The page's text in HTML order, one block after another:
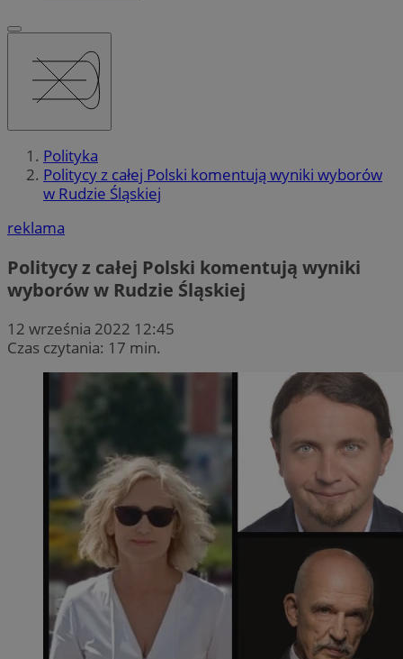
Polityka
Politycy z całej Polski komentują wyniki wyborów
w Rudzie Śląskiej
reklama
Politycy z całej Polski komentują wyniki
wyborów w Rudzie Śląskiej
12 września 2022 12:45
Czas czytania: 17 min.